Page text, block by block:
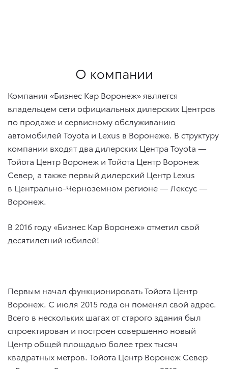
О компании
Компания «Бизнес Кар Воронеж» является
владельцем сети официальных дилерских Центров
по продаже и сервисному обслуживанию
автомобилей Toyota и Lexus в Воронеже. В структуру
компании входят два дилерских Центра Toyota —
Тойота Центр Воронеж и Тойота Центр Воронеж
Север, а также первый дилерский Центр Lexus
в Центрально-Черноземном регионе — Лексус —
Воронеж.
В 2016 году «Бизнес Кар Воронеж» отметил свой
десятилетний юбилей!
Первым начал функционировать Тойота Центр
Воронеж. С июля 2015 года он поменял свой адрес.
Всего в нескольких шагах от старого здания был
спроектирован и построен совершенно новый
Центр общей площадью более трех тысяч
квадратных метров. Тойота Центр Воронеж Север